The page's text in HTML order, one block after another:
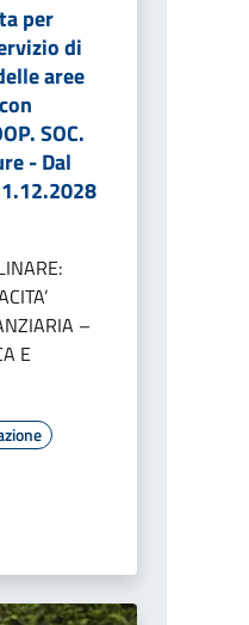
per
di
aree
SOC.
- Dal
–
E